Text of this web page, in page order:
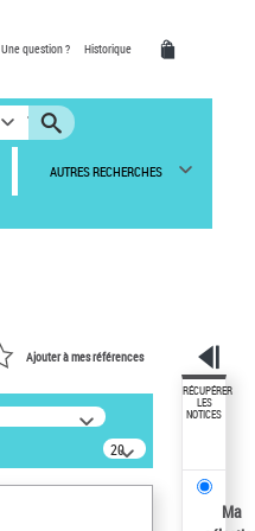
Une question ? Historique
AUTRES RECHERCHES
Ajouter à mes références
20
résultats/page
RÉCUPÉRER
LES
NOTICES
Ma